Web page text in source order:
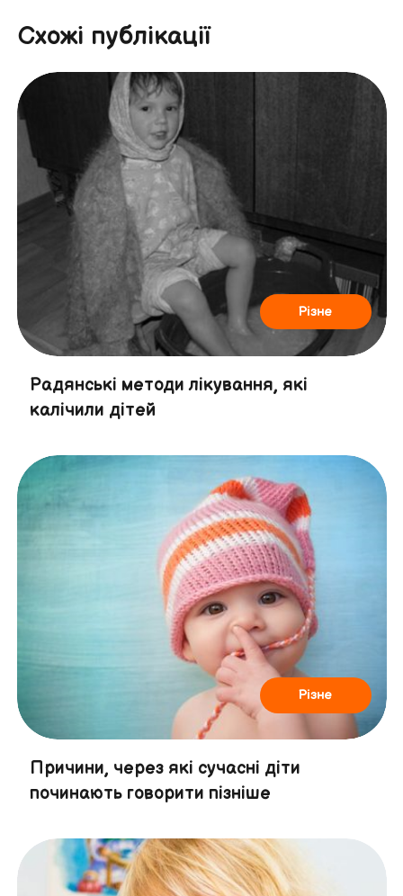
Схожі публікації
Різне
Радянські методи лікування, які
калічили дітей
Різне
Причини, через які сучасні діти
починають говорити пізніше